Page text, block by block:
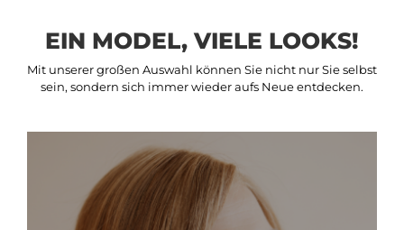
EIN MODEL, VIELE LOOKS!
Mit unserer großen Auswahl können Sie nicht nur Sie selbst
sein, sondern sich immer wieder aufs Neue entdecken.